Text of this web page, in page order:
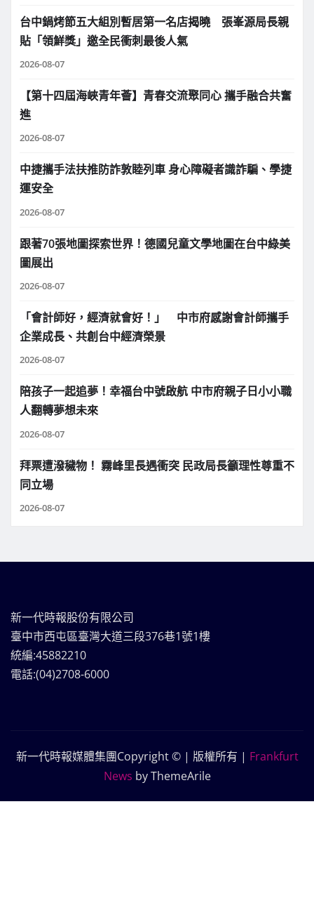
台中鍋烤節五大組別暫居第一名店揭曉 張峯源局長親
貼「領鮮獎」邀全民衝刺最後人氣
2026-08-07
【第十四屆海峽青年薈】青春交流聚同心 攜手融合共奮
進
2026-08-07
中捷攜手法扶推防詐敦睦列車 身心障礙者識詐騙、學捷
運安全
2026-08-07
跟著70張地圖探索世界！德國兒童文學地圖在台中綠美
圖展出
2026-08-07
「會計師好，經濟就會好！」 中市府感謝會計師攜手
企業成長、共創台中經濟榮景
2026-08-07
陪孩子一起追夢！幸福台中號啟航 中市府親子日小小職
人翻轉夢想未來
2026-08-07
拜票遭潑穢物！ 霧峰里長遇衝突 民政局長籲理性尊重不
同立場
2026-08-07
新一代時報股份有限公司
臺中市西屯區臺灣大道三段376巷1號1樓
統編:45882210
電話:(04)2708-6000
新一代時報媒體集團Copyright © | 版權所有 | Frankfurt
News by ThemeArile